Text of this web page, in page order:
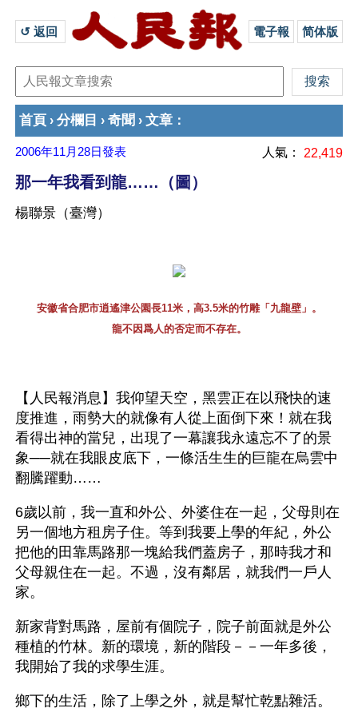
↺ 返回 電子報 简体版
首頁 › 分欄目 › 奇聞 › 文章 ：
2006年11月28日發表 人氣： 22,419
那一年我看到龍……（圖）
楊聯景（臺灣）
安徽省合肥市逍遙津公園長11米，高3.5米的竹雕「九龍壁」。
龍不因爲人的否定而不存在。
【人民報消息】我仰望天空，黑雲正在以飛快的速
度推進，雨勢大的就像有人從上面倒下來！就在我
看得出神的當兒，出現了一幕讓我永遠忘不了的景
象──就在我眼皮底下，一條活生生的巨龍在烏雲中
翻騰躍動……
6歲以前，我一直和外公、外婆住在一起，父母則在
另一個地方租房子住。等到我要上學的年紀，外公
把他的田靠馬路那一塊給我們蓋房子，那時我才和
父母親住在一起。不過，沒有鄰居，就我們一戶人
家。
新家背對馬路，屋前有個院子，院子前面就是外公
種植的竹林。新的環境，新的階段－－一年多後，
我開始了我的求學生涯。
鄉下的生活，除了上學之外，就是幫忙乾點雜活。